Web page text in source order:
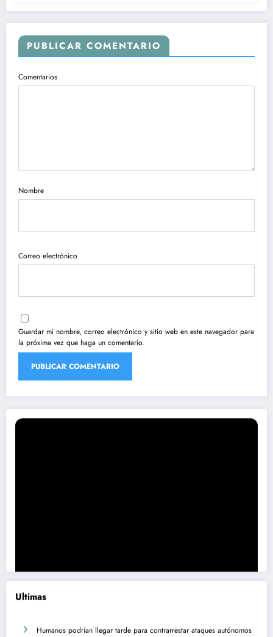
PUBLICAR COMENTARIO
Comentarios
Nombre
Correo electrónico
Guardar mi nombre, correo electrónico y sitio web en este navegador para
la próxima vez que haga un comentario.
Ultimas
Humanos podrían llegar tarde para contrarrestar ataques autónomos